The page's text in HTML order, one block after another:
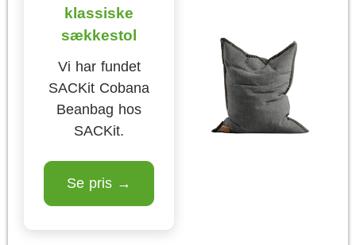
klassiske
sækkestol
Vi har fundet
SACKit Cobana
Beanbag hos
SACKit.
Se pris →